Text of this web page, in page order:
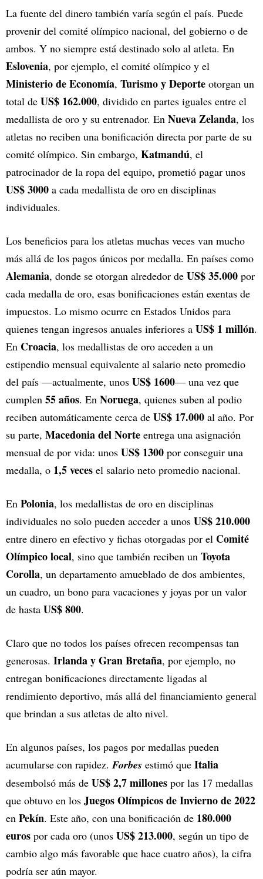
La fuente del dinero también varía según el país. Puede
provenir del comité olímpico nacional, del gobierno o de
ambos. Y no siempre está destinado solo al atleta. En
Eslovenia, por ejemplo, el comité olímpico y el
Ministerio de Economía, Turismo y Deporte otorgan un
total de US$ 162.000, dividido en partes iguales entre el
medallista de oro y su entrenador. En Nueva Zelanda, los
atletas no reciben una bonificación directa por parte de su
comité olímpico. Sin embargo, Katmandú, el
patrocinador de la ropa del equipo, prometió pagar unos
US$ 3000 a cada medallista de oro en disciplinas
individuales.
Los beneficios para los atletas muchas veces van mucho
más allá de los pagos únicos por medalla. En países como
Alemania, donde se otorgan alrededor de US$ 35.000 por
cada medalla de oro, esas bonificaciones están exentas de
impuestos. Lo mismo ocurre en Estados Unidos para
quienes tengan ingresos anuales inferiores a US$ 1 millón.
En Croacia, los medallistas de oro acceden a un
estipendio mensual equivalente al salario neto promedio
del país —actualmente, unos US$ 1600— una vez que
cumplen 55 años. En Noruega, quienes suben al podio
reciben automáticamente cerca de US$ 17.000 al año. Por
su parte, Macedonia del Norte entrega una asignación
mensual de por vida: unos US$ 1300 por conseguir una
medalla, o 1,5 veces el salario neto promedio nacional.
En Polonia, los medallistas de oro en disciplinas
individuales no solo pueden acceder a unos US$ 210.000
entre dinero en efectivo y fichas otorgadas por el Comité
Olímpico local, sino que también reciben un Toyota
Corolla, un departamento amueblado de dos ambientes,
un cuadro, un bono para vacaciones y joyas por un valor
de hasta US$ 800.
Claro que no todos los países ofrecen recompensas tan
generosas. Irlanda y Gran Bretaña, por ejemplo, no
entregan bonificaciones directamente ligadas al
rendimiento deportivo, más allá del financiamiento general
que brindan a sus atletas de alto nivel.
En algunos países, los pagos por medallas pueden
acumularse con rapidez. Forbes estimó que Italia
desembolsó más de US$ 2,7 millones por las 17 medallas
que obtuvo en los Juegos Olímpicos de Invierno de 2022
en Pekín. Este año, con una bonificación de 180.000
euros por cada oro (unos US$ 213.000, según un tipo de
cambio algo más favorable que hace cuatro años), la cifra
podría ser aún mayor.